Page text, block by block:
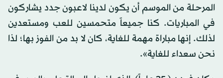
المرحلة من الموسم أن يكون لدينا لاعبون جدد يشاركون
في المباريات. كنا جميعاً متحمسين للعب ومستعدين
لذلك. إنها مباراة مهمة للغاية، كان لا بد من الفوز بها؛ لذا
نحن سعداء للغاية».